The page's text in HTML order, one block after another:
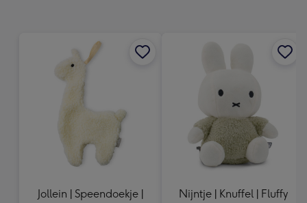
Jollein | Speendoekje |
Nijntje | Knuffel | Fluffy